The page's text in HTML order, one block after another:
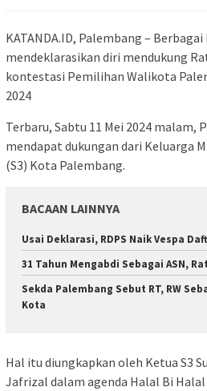
KATANDA.ID, Palembang –
mendeklarasikan diri mendukung
kontestasi Pemilihan Walikota
2024
Terbaru, Sabtu 11 Mei 2024 malam,
mendapat dukungan dari Keluarga
(S3) Kota Palembang.
BACAAN LAINNYA
Usai Deklarasi, RDPS Naik Vespa
31 Tahun Mengabdi Sebagai ASN,
Sekda Palembang Sebut RT, RW
Kota
Hal itu diungkapkan oleh Ketua S3
Jafrizal dalam agenda Halal Bi Halal